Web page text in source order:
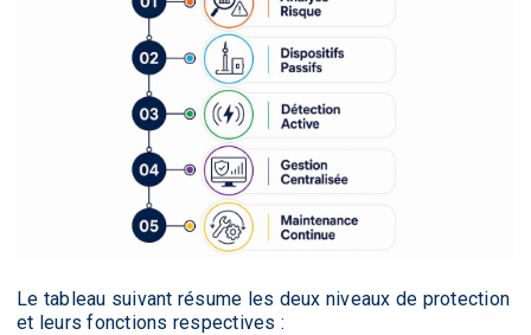
Le tableau suivant résume les deux niveaux de protection
et leurs fonctions respectives :